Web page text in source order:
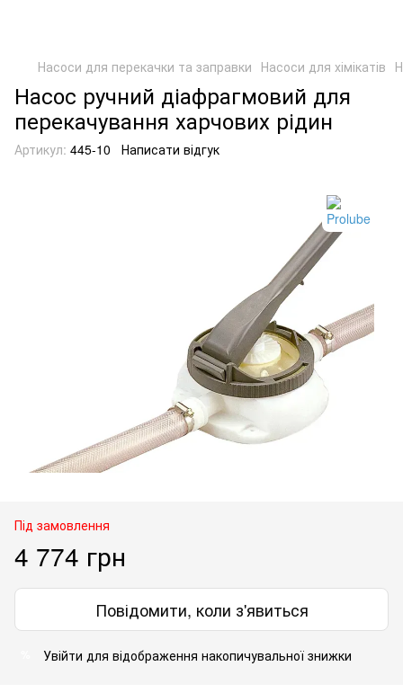
Насоси для перекачки та заправки Насоси для хімікатів
Насос ручний діафрагмовий для
перекачування харчових рідин
Артикул: 445-10 Написати відгук
Під замовлення
4 774 грн
Повідомити, коли з'явиться
Увійти для відображення накопичувальної знижки